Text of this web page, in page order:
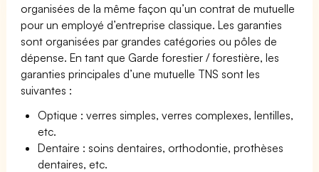
organisées de la même façon qu’un contrat de mutuelle
pour un employé d’entreprise classique. Les garanties
sont organisées par grandes catégories ou pôles de
dépense. En tant que Garde forestier / forestière, les
garanties principales d’une mutuelle TNS sont les
suivantes :
Optique : verres simples, verres complexes, lentilles,
etc.
Dentaire : soins dentaires, orthodontie, prothèses
dentaires, etc.